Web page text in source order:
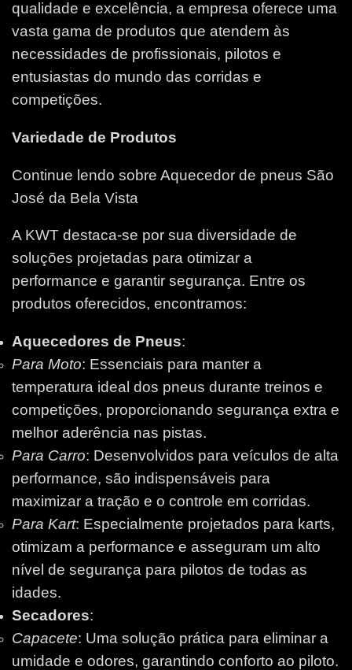
qualidade e excelência, a empresa oferece uma
vasta gama de produtos que atendem às
necessidades de profissionais, pilotos e
entusiastas do mundo das corridas e
competições.
Variedade de Produtos
Continue lendo sobre Aquecedor de pneus São
José da Bela Vista
A KWT destaca-se por sua diversidade de
soluções projetadas para otimizar a
performance e garantir segurança. Entre os
produtos oferecidos, encontramos:
Aquecedores de Pneus:
Para Moto: Essenciais para manter a
temperatura ideal dos pneus durante treinos e
competições, proporcionando segurança extra e
melhor aderência nas pistas.
Para Carro: Desenvolvidos para veículos de alta
performance, são indispensáveis para
maximizar a tração e o controle em corridas.
Para Kart: Especialmente projetados para karts,
otimizam a performance e asseguram um alto
nível de segurança para pilotos de todas as
idades.
Secadores:
Capacete: Uma solução prática para eliminar a
umidade e odores, garantindo conforto ao piloto.